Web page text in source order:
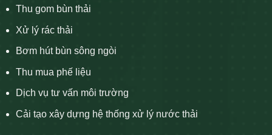
Thu gom bùn thải
Xử lý rác thải
Bơm hút bùn sông ngòi
Thu mua phế liệu
Dịch vụ tư vấn môi trường
Cải tạo xây dựng hệ thống xử lý nước thải